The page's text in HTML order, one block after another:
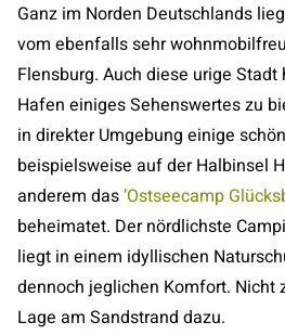
Ganz im Norden Deutschlands
vom ebenfalls sehr
Flensburg. Auch diese urige
Hafen einiges Sehenswertes zu
in direkter Umgebung einige
beispielsweise auf der Halbinsel
anderem das‘Ostseecamp
beheimatet. Der nördlichste
liegt in einem idyllischen
dennoch jeglichen Komfort. Nicht
Lage am Sandstrand dazu.